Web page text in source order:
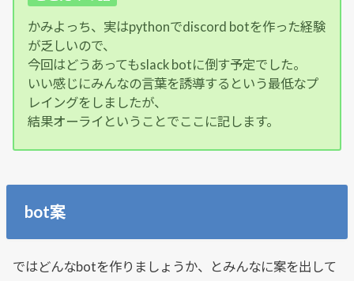
かみよっち、実はpythonでdiscord botを作った経験
が乏しいので、
今回はどうあってもslack botに倒す予定でした。
いい感じにみんなの言葉を誘導するという最低なプ
レイングをしましたが、
結果オーライということでここに記します。
bot案
ではどんなbotを作りましょうか、とみんなに案を出して